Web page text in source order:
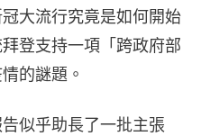
大流行究竟是如何開始
登支持一項「跨政府部
的謎題。
似乎助長了一批主張